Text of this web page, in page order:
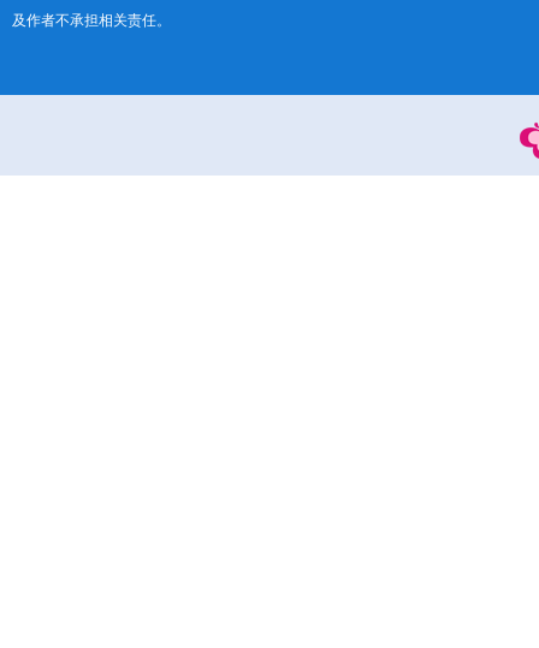
及作者不承担相关责任。